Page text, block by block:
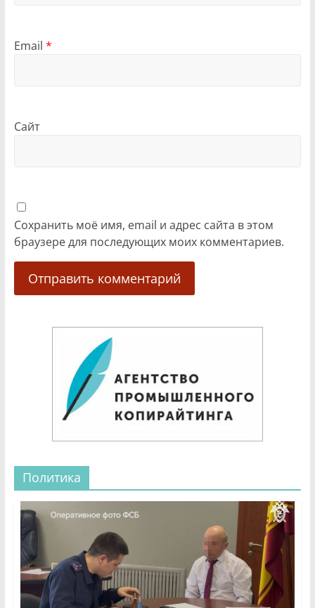
Email *
Сайт
Сохранить моё имя, email и адрес сайта в этом
браузере для последующих моих комментариев.
Политика